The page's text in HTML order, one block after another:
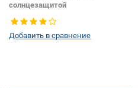
солнцезащитой
Тип кузова:Хетчбек
Тип стекла:Боковое стекло
правое
Добавить в сравнение